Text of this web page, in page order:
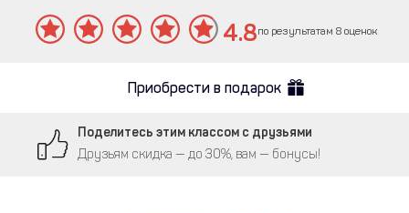
4.8по результатам 8 оценок
Приобрести в подарок
Поделитесь этим классом с друзьями
Друзьям скидка — до 30%, вам — бонусы!